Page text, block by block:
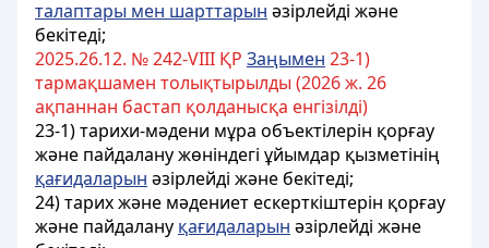
талаптары мен шарттарын әзірлейді және
бекiтедi;
2025.26.12. № 242-VIIІ ҚР Заңымен 23-1)
тармақшамен толықтырылды (2026 ж. 26
ақпаннан бастап қолданысқа енгізілді)
23-1) тарихи-мəдени мұра объектілерін қорғау
жəне пайдалану жөніндегі ұйымдар қызметінің
қағидаларын əзірлейді жəне бекітеді;
24) тарих және мәдениет ескерткіштерін қорғау
және пайдалану қағидаларын әзірлейді және